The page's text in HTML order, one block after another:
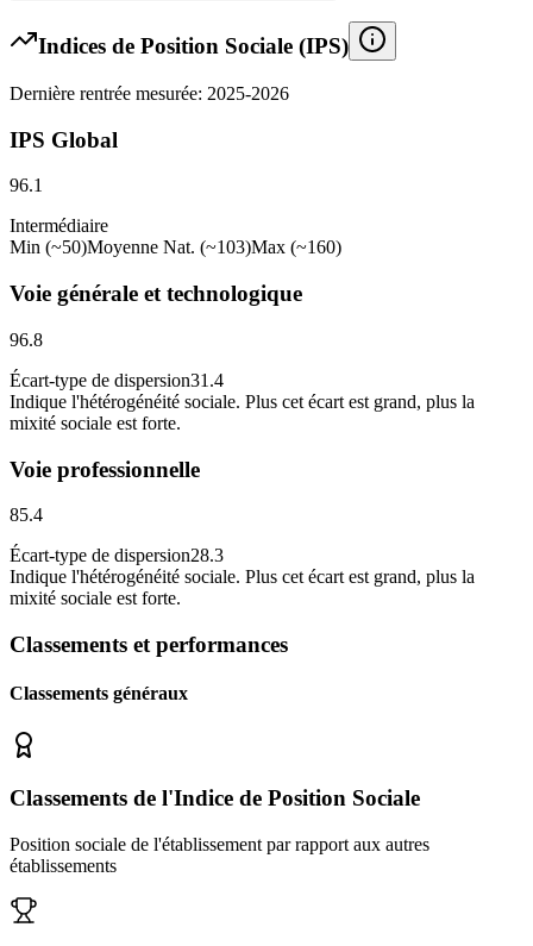
Indices de Position Sociale (IPS)
Dernière rentrée mesurée: 2025-2026
IPS Global
96.1
Intermédiaire
Min (~50)Moyenne Nat. (~103)Max (~160)
Voie générale et technologique
96.8
Écart-type de dispersion31.4
Indique l'hétérogénéité sociale. Plus cet écart est grand, plus la
mixité sociale est forte.
Voie professionnelle
85.4
Écart-type de dispersion28.3
Indique l'hétérogénéité sociale. Plus cet écart est grand, plus la
mixité sociale est forte.
Classements et performances
Classements généraux
Classements de l'Indice de Position Sociale
Position sociale de l'établissement par rapport aux autres
établissements